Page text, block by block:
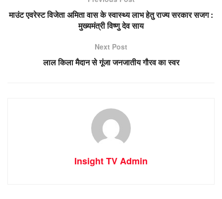
माउंट एवरेस्ट विजेता अमिता वास के स्वास्थ्य लाभ हेतु राज्य सरकार सजग :
मुख्यमंत्री विष्णु देव साय
Next Post
लाल किला मैदान से गूंजा जनजातीय गौरव का स्वर
Insight TV Admin